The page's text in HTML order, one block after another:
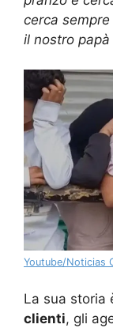
cerca
il nostro
Youtube/Noticias
La sua storia
clienti, gli